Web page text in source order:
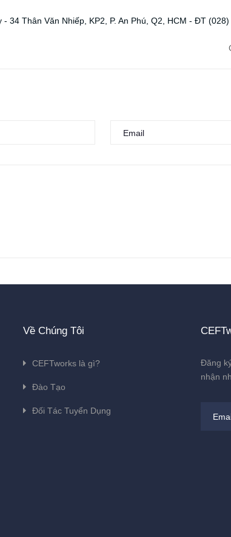
34 Thân Văn Nhiếp, KP2, P. An Phú, Q2, HCM - ĐT (028)
Về Chúng Tôi
CEFTworks là gì?
Đào Tạo
Đối Tác Tuyển Dụng
Đăng
nhận